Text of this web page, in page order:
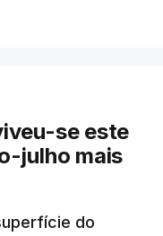
se este
julho mais
do